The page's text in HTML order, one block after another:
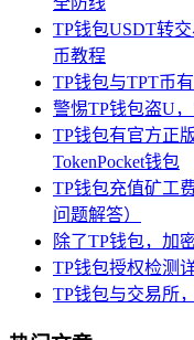
TP钱包USDT转
币教程
TP钱包与TPT币
警惕TP钱包盗U
TP钱包有官方正
TokenPocket钱包
TP钱包充值矿工
问题解答）
除了TP钱包，加
TP钱包授权检测
TP钱包与交易所